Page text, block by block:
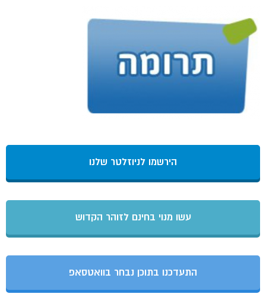
הירשמו לניוזלטר שלנו
עשו מנוי בחינם לזוהר הקדוש
התעדכנו בתוכן נבחר בוואטסאפ